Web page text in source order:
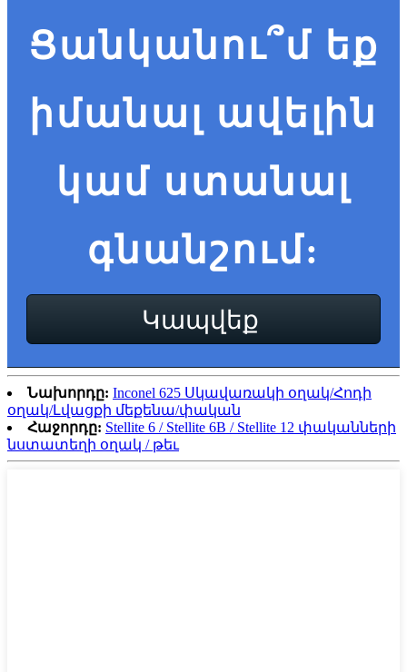
Ցանկանու՞մ եք
իմանալ ավելին
կամ ստանալ
գնանշում:
Կապվեք
Նախորդը: Inconel 625 Սկավառակի օղակ/Հոդի
օղակ/Լվացքի մեքենա/փական
Հաջորդը: Stellite 6 / Stellite 6B / Stellite 12 փականների
նստատեղի օղակ / թեւ